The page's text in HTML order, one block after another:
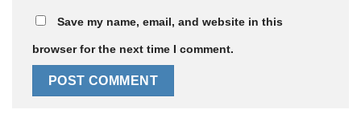
Save my name, email, and website in this
browser for the next time I comment.